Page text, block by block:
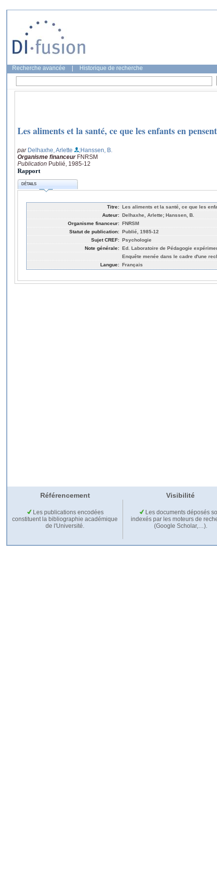
Recherche avancée Historique de recherche
Les aliments et la santé, ce que les enfants en pensent
par Delhaxhe, Arlette
;Hanssen, B.
Organisme financeur FNRSM
Publication Publié, 1985-12
Rapport
DÉTAILS
Titre: Les aliments et la santé, ce que les
Auteur: Delhaxhe, Arlette; Hanssen, B.
Organisme financeur: FNRSM
Statut de publication: Publié, 1985-12
Sujet CREF: Psychologie
Note générale: Ed. Laboratoire de Pédagogie
Enquête menée dans le cadre d'une
Langue: Français
Référencement Visibilité
Les publications encodées
constituent la bibliographie académique
de l'Université.
Les documents déposés
indexés par les moteurs de
(Google Scholar,…).